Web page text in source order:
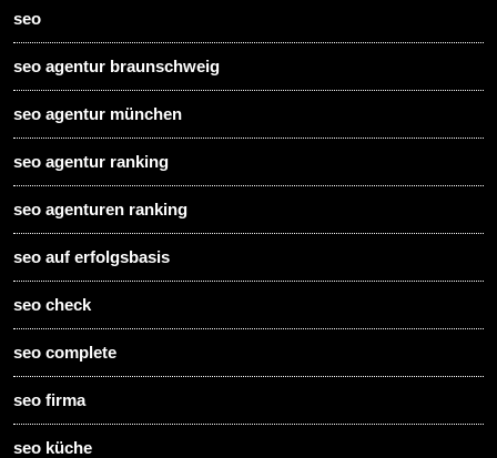
seo
seo agentur braunschweig
seo agentur münchen
seo agentur ranking
seo agenturen ranking
seo auf erfolgsbasis
seo check
seo complete
seo firma
seo küche